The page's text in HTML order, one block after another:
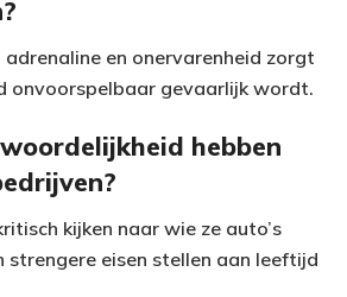
en onervarenheid zorgt
onvoorspelbaar gevaarlijk wordt.
hebben
kijken naar wie ze auto’s
strengere eisen stellen aan leeftijd